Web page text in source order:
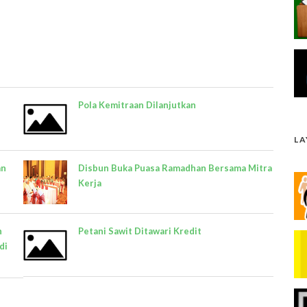
Pola Kemitraan Dilanjutkan
Disbun Buka Puasa Ramadhan Bersama Mitra
Kerja
Petani Sawit Ditawari Kredit